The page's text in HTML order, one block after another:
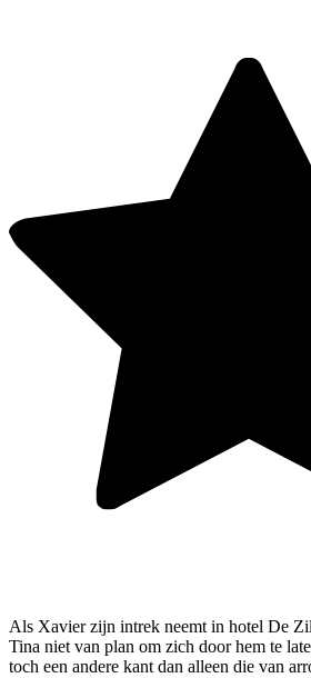
Als Xavier zijn intrek neemt in hotel De
Tina niet van plan om zich door hem te
toch een andere kant dan alleen die van